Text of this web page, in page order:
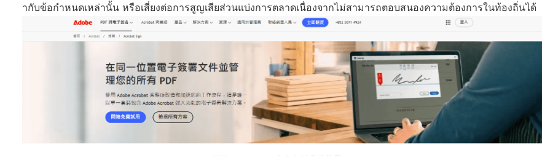
ากับข้อกำหนดเหล่านั้น หรือเสี่ยงต่อการสูญเสียส่วนแบ่งการตลาดเนื่องจากไม่สามารถตอบสนองความต้องการในท้องถิ่นได้